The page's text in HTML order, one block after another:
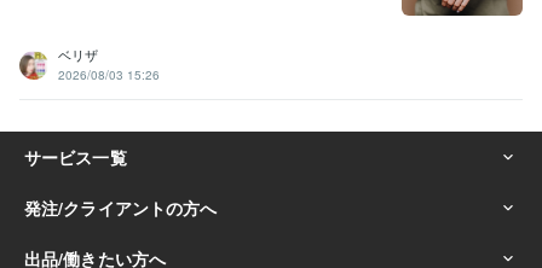
ベリザ
2026/08/03 15:26